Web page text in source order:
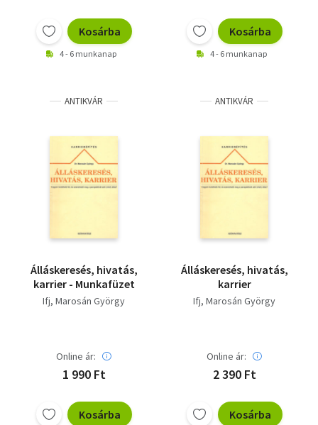
Kosárba
4 - 6 munkanap
Kosárba
4 - 6 munkanap
ANTIKVÁR
Álláskeresés, hivatás,
karrier - Munkafüzet
Ifj, Marosán György
Online ár:
1 990 Ft
Kosárba
ANTIKVÁR
Álláskeresés, hivatás,
karrier
Ifj, Marosán György
Online ár:
2 390 Ft
Kosárba